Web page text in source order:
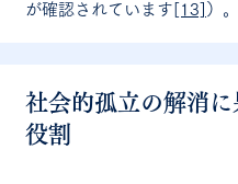
が確認されています [13] ）。
社会的孤立の解消に
役割